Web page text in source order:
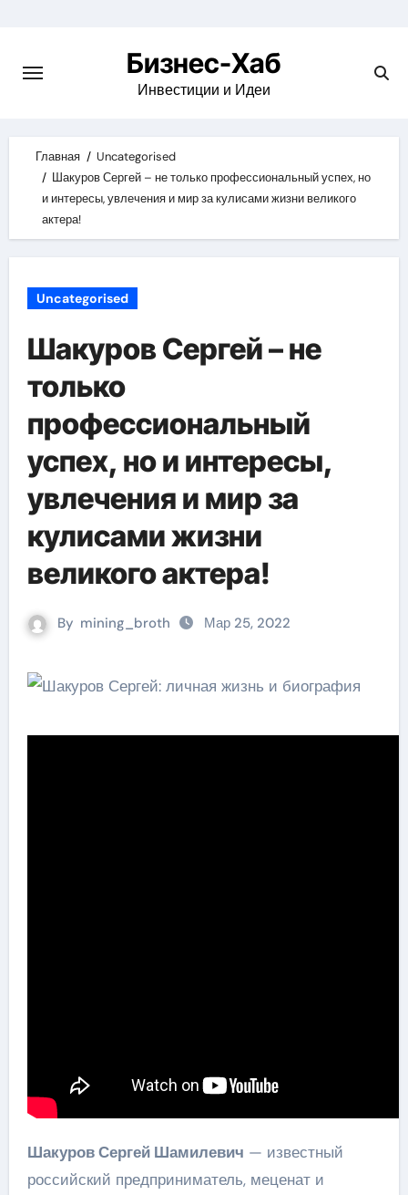
content
Бизнес-Хаб
Инвестиции и Идеи
Главная
Uncategorised
Шакуров Сергей – не только профессиональный успех, но
и интересы, увлечения и мир за кулисами жизни великого
актера!
Uncategorised
Шакуров Сергей – не
только
профессиональный
успех, но и интересы,
увлечения и мир за
кулисами жизни
великого актера!
By mining_broth Мар 25, 2022
Шакуров Сергей Шамилевич — известный
российский предприниматель, меценат и